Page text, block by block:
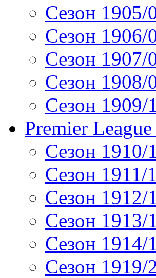
Сезон 1905/
Сезон 1906/
Сезон 1907/
Сезон 1908/
Сезон 1909/
Premier
Сезон 1910/
Сезон 1911/
Сезон 1912/
Сезон 1913/
Сезон 1914/
Сезон 1919/